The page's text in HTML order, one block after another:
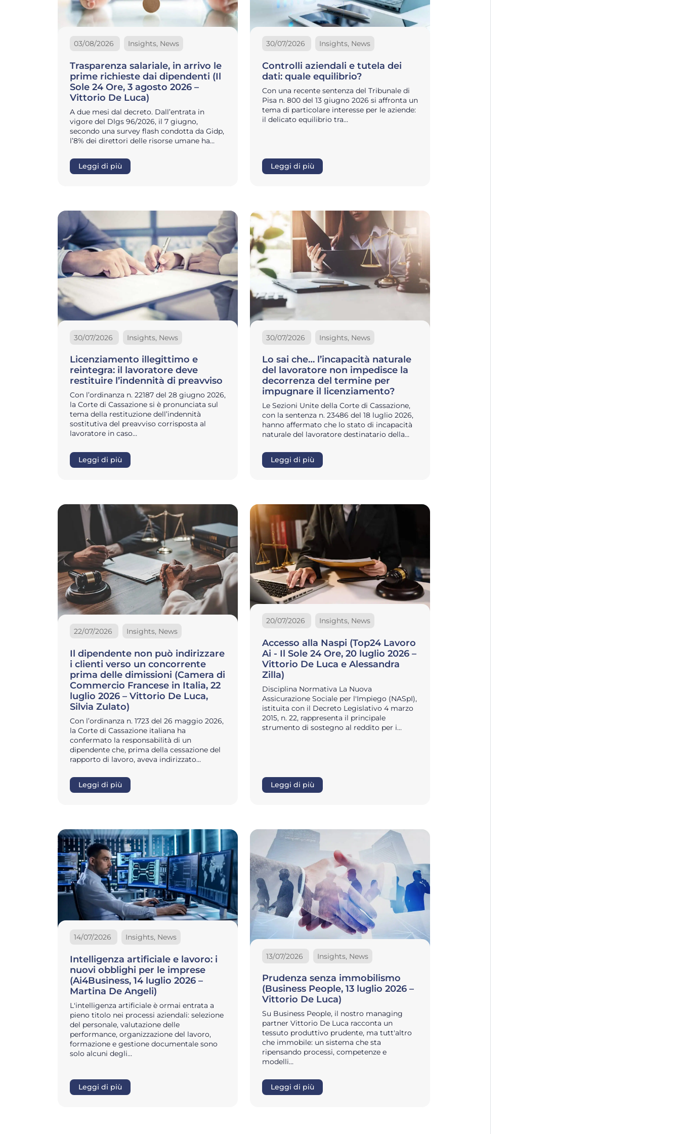
03/08/2026 Insights, News
Trasparenza salariale, in arrivo le
prime richieste dai dipendenti (Il
Sole 24 Ore, 3 agosto 2026 –
Vittorio De Luca)
A due mesi dal decreto. Dall’entrata in
vigore del Dlgs 96/2026, il 7 giugno,
secondo una survey flash condotta da Gidp,
l’8% dei direttori delle risorse umane ha…
Leggi di più
30/07/2026 Insights, News
Controlli aziendali e tutela dei
dati: quale equilibrio?
Con una recente sentenza del Tribunale di
Pisa n. 800 del 13 giugno 2026 si affronta un
tema di particolare interesse per le aziende:
il delicato equilibrio tra…
Leggi di più
30/07/2026 Insights, News
Licenziamento illegittimo e
reintegra: il lavoratore deve
restituire l’indennità di preavviso
Con l’ordinanza n. 22187 del 28 giugno 2026,
la Corte di Cassazione si è pronunciata sul
tema della restituzione dell’indennità
sostitutiva del preavviso corrisposta al
lavoratore in caso…
Leggi di più
30/07/2026 Insights, News
Lo sai che… l’incapacità naturale
del lavoratore non impedisce la
decorrenza del termine per
impugnare il licenziamento?
Le Sezioni Unite della Corte di Cassazione,
con la sentenza n. 23486 del 18 luglio 2026,
hanno affermato che lo stato di incapacità
naturale del lavoratore destinatario della…
Leggi di più
22/07/2026 Insights, News
Il dipendente non può indirizzare
i clienti verso un concorrente
prima delle dimissioni (Camera di
Commercio Francese in Italia, 22
luglio 2026 – Vittorio De Luca,
Silvia Zulato)
Con l’ordinanza n. 1723 del 26 maggio 2026,
la Corte di Cassazione italiana ha
confermato la responsabilità di un
dipendente che, prima della cessazione del
rapporto di lavoro, aveva indirizzato…
Leggi di più
20/07/2026 Insights, News
Accesso alla Naspi (Top24 Lavoro
Ai - Il Sole 24 Ore, 20 luglio 2026 –
Vittorio De Luca e Alessandra
Zilla)
Disciplina Normativa La Nuova
Assicurazione Sociale per l'Impiego (NASpI),
istituita con il Decreto Legislativo 4 marzo
2015, n. 22, rappresenta il principale
strumento di sostegno al reddito per i…
Leggi di più
14/07/2026 Insights, News
Intelligenza artificiale e lavoro: i
nuovi obblighi per le imprese
(Ai4Business, 14 luglio 2026 –
Martina De Angeli)
L'intelligenza artificiale è ormai entrata a
pieno titolo nei processi aziendali: selezione
del personale, valutazione delle
performance, organizzazione del lavoro,
formazione e gestione documentale sono
solo alcuni degli…
Leggi di più
13/07/2026 Insights, News
Prudenza senza immobilismo
(Business People, 13 luglio 2026 –
Vittorio De Luca)
Su Business People, il nostro managing
partner Vittorio De Luca racconta un
tessuto produttivo prudente, ma tutt'altro
che immobile: un sistema che sta
ripensando processi, competenze e
modelli…
Leggi di più